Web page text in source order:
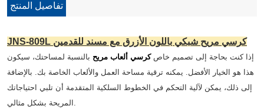
تفاصيل المنتج
JNS-809L كرسي مريح شبكي باللون الأزرق مع مسند للقدمين
إذا كنت بحاجة إلى تصميم خاصكرسي ألعاب مريح بالنسبة لمساحتك، سيكون
هذا هو الخيار الأفضل. يمكنه ترقية مساحة العمل والألعاب الخاصة بك. بالإضافة
إلى ذلك، يمكن لآلية التحكم في الخطوط السلكية المتقدمة أن تلبي احتياجاتك
المريحة بشكل مثالي.